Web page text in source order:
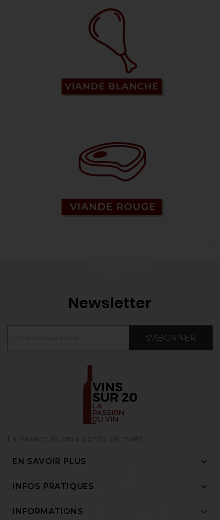
Newsletter
S'ABONNER
La Passion du vin à portée de main‎!
EN SAVOIR PLUS 
INFOS PRATIQUES 
INFORMATIONS 